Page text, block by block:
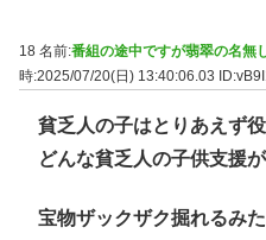
18 名前:番組の途中ですが翡翠の名無
時:2025/07/20(日) 13:40:06.03
貧乏人の子はとりあえず
どんな貧乏人の子供支援
宝物ザックザク掘れるみ